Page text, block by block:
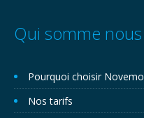
Qui somme nous
Pourquoi choisir Novemo
Nos tarifs